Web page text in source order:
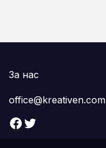
За нас
office@kreativen.com
Facebook Twitter